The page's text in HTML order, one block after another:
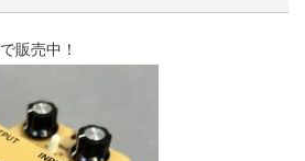
販売中！